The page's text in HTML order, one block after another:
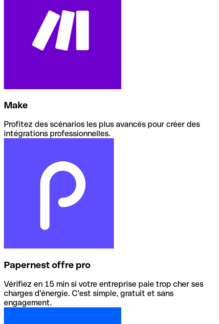
Make
Profitez des scénarios les plus avancés pour créer des
intégrations professionnelles.
Papernest offre pro
Vérifiez en 15 min si votre entreprise paie trop cher ses
charges d'énergie. C'est simple, gratuit et sans
engagement.